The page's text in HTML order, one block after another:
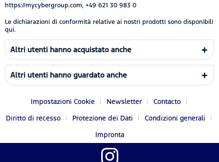
https://mycybergroup.com, +49 621 30 983 0
Le dichiarazioni di conformità relative ai nostri prodotti sono disponibili
qui.
Altri utenti hanno acquistato anche
Altri utenti hanno guardato anche
Impostazioni Cookie Newsletter
Contacto
Diritto di recesso
Protezione dei Dati
Condizioni generali
Impronta